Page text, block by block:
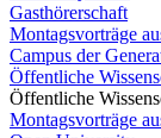
Gasthörerschaft
Montagsvorträge
Campus der
Öffentliche
Öffentliche
Montagsvorträge